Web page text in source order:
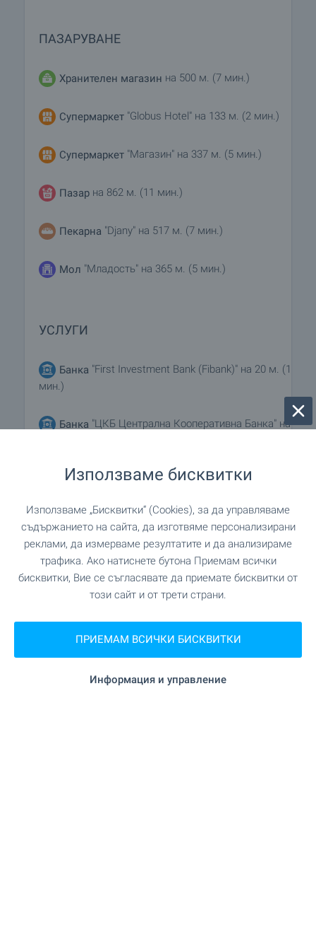
ПАЗАРУВАНЕ
Хранителен магазин на 500 м. (7 мин.)
Супермаркет "Globus Hotel" на 133 м. (2 мин.)
Супермаркет "Магазин" на 337 м. (5 мин.)
Пазар на 862 м. (11 мин.)
Пекарна "Djany" на 517 м. (7 мин.)
Мол "Младость" на 365 м. (5 мин.)
УСЛУГИ
Банка "First Investment Bank (Fibank)" на 20 м. (1
мин.)
Банка "ЦКБ Централна Кооперативна Банка" на
Аптекана 405 м. (5 мин.)
Поща/Куриер"Speedy" на 435 м. (6 мин.)
Поща/Куриер "8240" на 436 м. (6 мин.)
Салон за красота "Ephelia SPA" на 1.0 км. (13
Използваме бисквитки
Използваме „Бисквитки“ (Cookies), за да управляваме
съдържанието на сайта, да изготвяме персонализирани
реклами, да измерваме резултатите и да анализираме
трафика. Ако натиснете бутона Приемам всички
бисквитки, Вие се съгласявате да приемате бисквитки от
този сайт и от трети страни.
ПРИЕМАМ ВСИЧКИ БИСКВИТКИ
Информация и управление